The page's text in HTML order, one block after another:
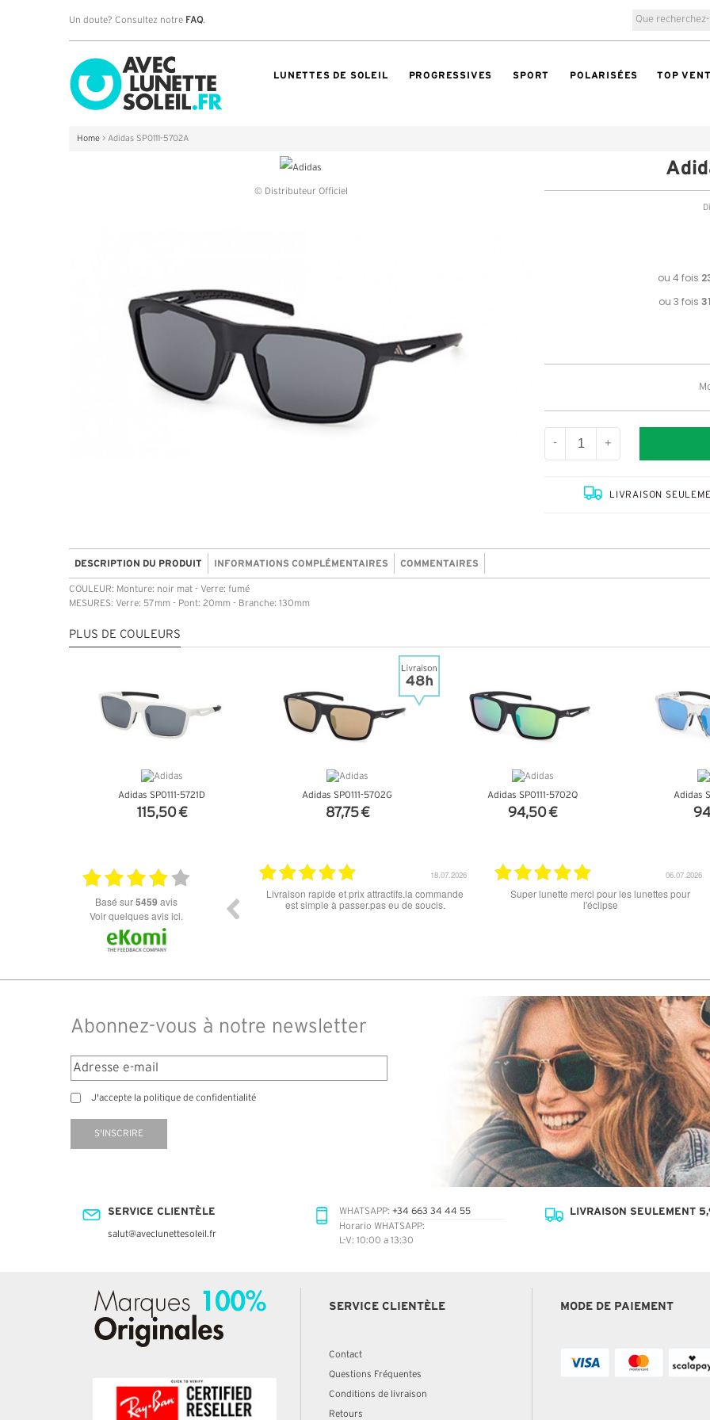
Un doute? Consultez notre FAQ.
LUNETTES DE SOLEIL PROGRESSIVES SPORT POLARISÉES TOP
Home > Adidas SP0111-5702A
© Distributeur Officiel
- +
LIVRAISON
DESCRIPTION DU PRODUIT INFORMATIONS COMPLÉMENTAIRES COMMENTAIRES
COULEUR: Monture: noir mat - Verre: fumé
MESURES: Verre: 57mm - Pont: 20mm - Branche: 130mm
PLUS DE COULEURS
Adidas SP0111-5721D
115,50 €
Adidas SP0111-5702G
87,75 €
Adidas SP0111-5702Q
94,50 €
Adidas
basé sur5459 avis
Voir quelques avis ici.
dans les types de lunettes. Attention: les stocks
des différents produits ne sont pas à jour. J'ai
commandé des lunettes Nike disponible sous 7 à
14 jours. J'ai reçu sous 3 jours. Attention aux avis
truspilot qui reflètent pas le site
15.06.2026
tout est parfait , que ce soit le produit commandé
ou la livraison . merci
12.06.2026
super les lunettes, très cool, merci
Abonnez-vous à notre newsletter
J'accepte la politique de confidentialité
S'INSCRIRE
SERVICE CLIENTÈLE
salut@aveclunettesoleil.fr
WHATSAPP: +34 663 34 44 55
Horario WHATSAPP:
L-V: 10:00 a 13:30
LIVRAISON SEULEMENT
SERVICE CLIENTÈLE
Contact
Questions Fréquentes
Conditions de livraison
Retours
MODE DE PAIEMENT